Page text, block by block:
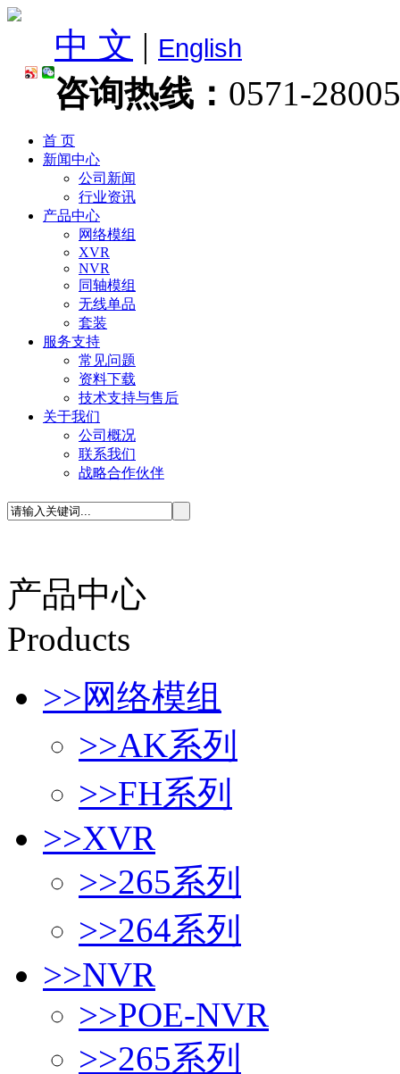
中 文 | English
咨询热线： 0571-
首 页
新闻中心
公司新闻
行业资讯
产品中心
网络模组
XVR
NVR
同轴模组
无线单品
套装
服务支持
常见问题
资料下载
技术支持与售后
关于我们
公司概况
联系我们
战略合作伙伴
产品中心
Products
>>网络模组
>>AK系列
>>FH系列
>>XVR
>>265系列
>>264系列
>>NVR
>>POE-NVR
>>265系列